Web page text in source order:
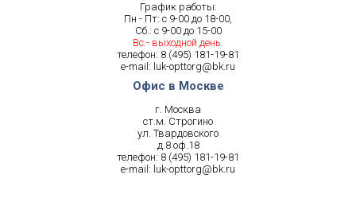
График работы:
Пн - Пт: с 9-00 до 18-00,
Сб.: с 9-00 до 15-00
Вс.- выходной день.
телефон: 8 (495) 181-19-81
e-mail: luk-opttorg@bk.ru
Офис в Москве
г. Москва
ст.м. Строгино
ул. Твардовского
д.8 оф.18
телефон: 8 (495) 181-19-81
e-mail: luk-opttorg@bk.ru